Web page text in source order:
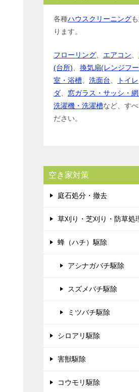
各種ハウスクリーニング
ります。
フローリング エアコン
(台所)
換気扇(レンジフ
室・浴槽
洗面台 トイレ
ダ
窓ガラス・サッシ・
洗濯機・洗濯槽など、す
ださい。
空き家対策
庭石処分・撤去
草刈り・芝刈り・防草処
蜂（ハチ）駆除
アシナガバチ駆除
スズメバチ駆除
ミツバチ駆除
シロアリ駆除
害獣駆除
コウモリ駆除